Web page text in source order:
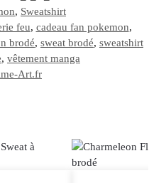
, Sweatshirt
feu, cadeau fan pokemon,
brodé, sweat brodé, sweatshirt
, vêtement manga
Art.fr